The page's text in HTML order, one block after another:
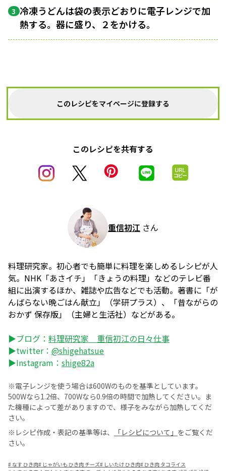
3 冷凍うどんは袋の表示どおりに電子レンジで加
熱する。器に盛り、２をかける。
このレシピをマイページに登録する
このレシピを共有する
重信初江 さん
料理研究家。初心者でも簡単に料理を楽しめるレシピが人
気。NHK「あさイチ」「きょうの料理」などのテレビ番
組に出演するほか、雑誌や広告などでも活動。著書に「が
んばらない晩ごはん献立」（学研プラス）、「昔ながらの
おかず 保存版」（主婦と生活社）などがある。
▶ブログ： 料理研究家 重信初江の日々仕事
▶twitter： @shigehatsue
▶Instagram： shige82a
※電子レンジを使う場合は600Wのものを基準としています。
500Wなら1.2倍、700Wなら0.9倍の時間で加熱してください。ま
た機種によって差がありますので、様子をみながら加熱してくだ
さい。
※レシピ作成・表記の基準等は、
「レシピについて」 をご覧くだ
さい。
# なす ひき肉# じゃがいも ひき肉 チーズ# しいたけ ひき肉# ひき肉 タコライス